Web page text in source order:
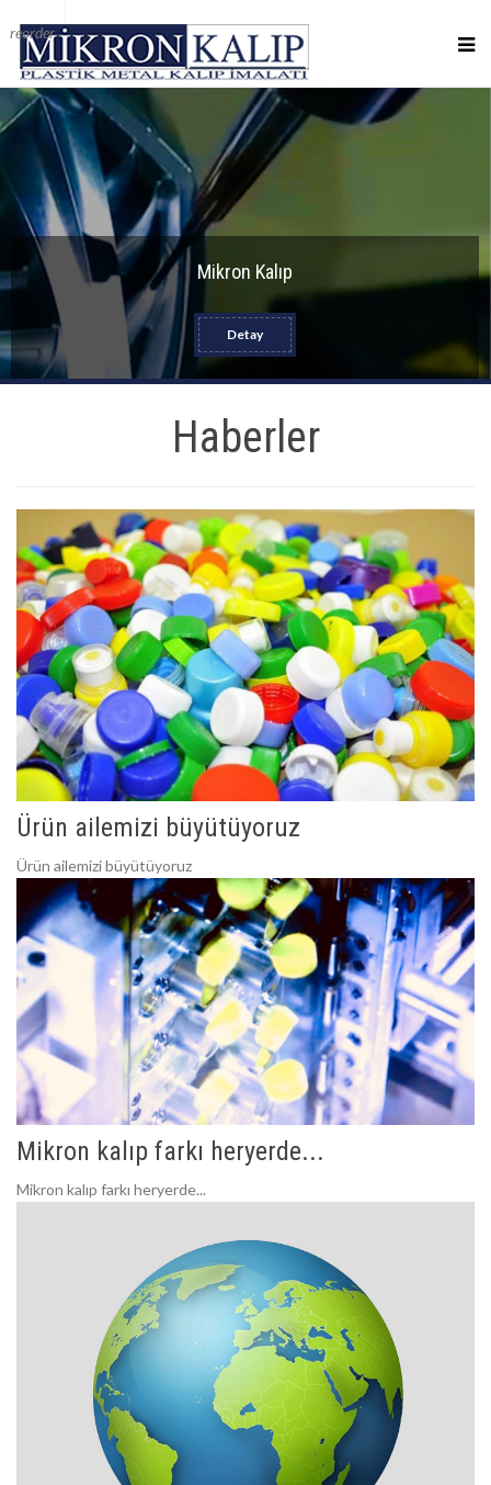
reorder
Mikron Kalıp
Detay
Haberler
Ürün ailemizi büyütüyoruz
Ürün ailemizi büyütüyoruz
Mikron kalıp farkı heryerde...
Mikron kalıp farkı heryerde...